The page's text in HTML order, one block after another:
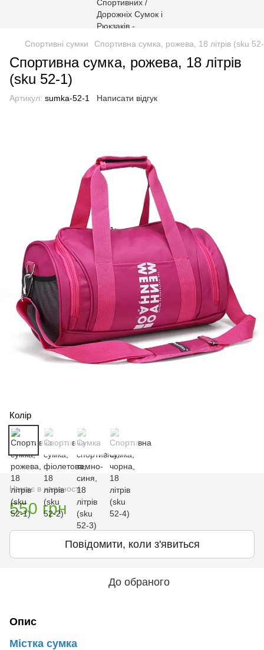
Спортивні сумки Спортивна сумка, рожева, 18 літрів (sku
Спортивна сумка, рожева, 18 літрів
(sku 52-1)
Артикул: sumka-52-1 Написати відгук
Колір
Немає в наявності
550 грн
Повідомити, коли з'явиться
До обраного
Опис
Містка сумка